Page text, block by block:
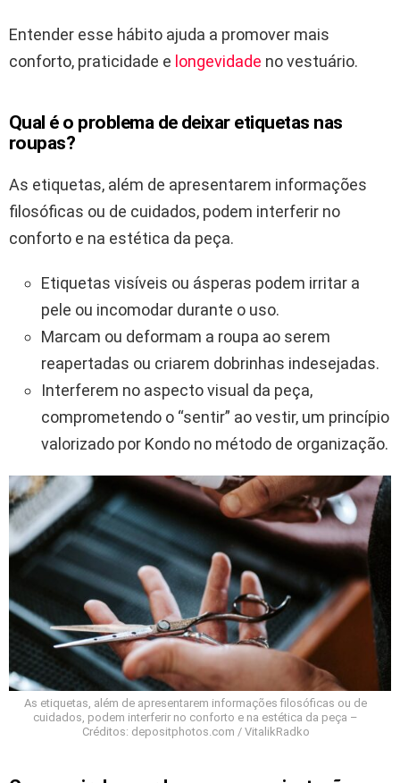
Entender esse hábito ajuda a promover mais
conforto, praticidade e longevidade no vestuário.
Qual é o problema de deixar etiquetas nas
roupas?
As etiquetas, além de apresentarem informações
filosóficas ou de cuidados, podem interferir no
conforto e na estética da peça.
Etiquetas visíveis ou ásperas podem irritar a
pele ou incomodar durante o uso.
Marcam ou deformam a roupa ao serem
reapertadas ou criarem dobrinhas indesejadas.
Interferem no aspecto visual da peça,
comprometendo o “sentir” ao vestir, um princípio
valorizado por Kondo no método de organização.
As etiquetas, além de apresentarem informações filosóficas ou de
cuidados, podem interferir no conforto e na estética da peça –
Créditos: depositphotos.com / VitalikRadko